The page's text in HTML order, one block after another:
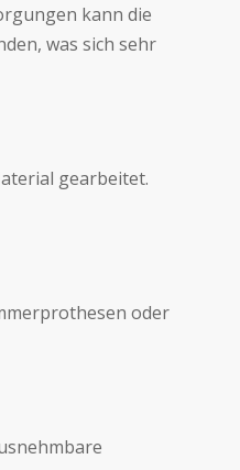
kann die
was sich sehr
gearbeitet.
oder